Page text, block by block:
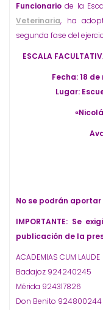
Funcionariode la
Veterinaria, ha
segunda fase del
ESCALA
Fecha: 18
Lugar:
No se podrán
IMPORTANTE: Se
publicación de la
ACADEMIAS CUM LAUDE
Badajoz 924240245
Mérida 924317826
Don Benito 924800244